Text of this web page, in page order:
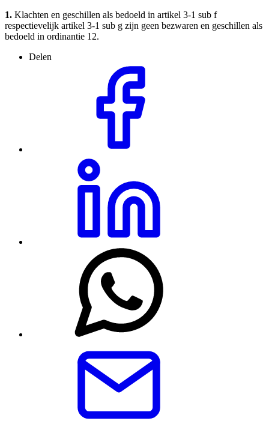
1. Klachten en geschillen als bedoeld in artikel 3-1 sub f
respectievelijk artikel 3-1 sub g zijn geen bezwaren en geschillen als
bedoeld in ordinantie 12.
Delen